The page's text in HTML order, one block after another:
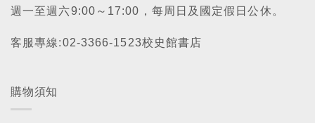
週一至週六9:00～17:00，每周日及國定假日公休。
客服專線:02-3366-1523校史館書店
購物須知